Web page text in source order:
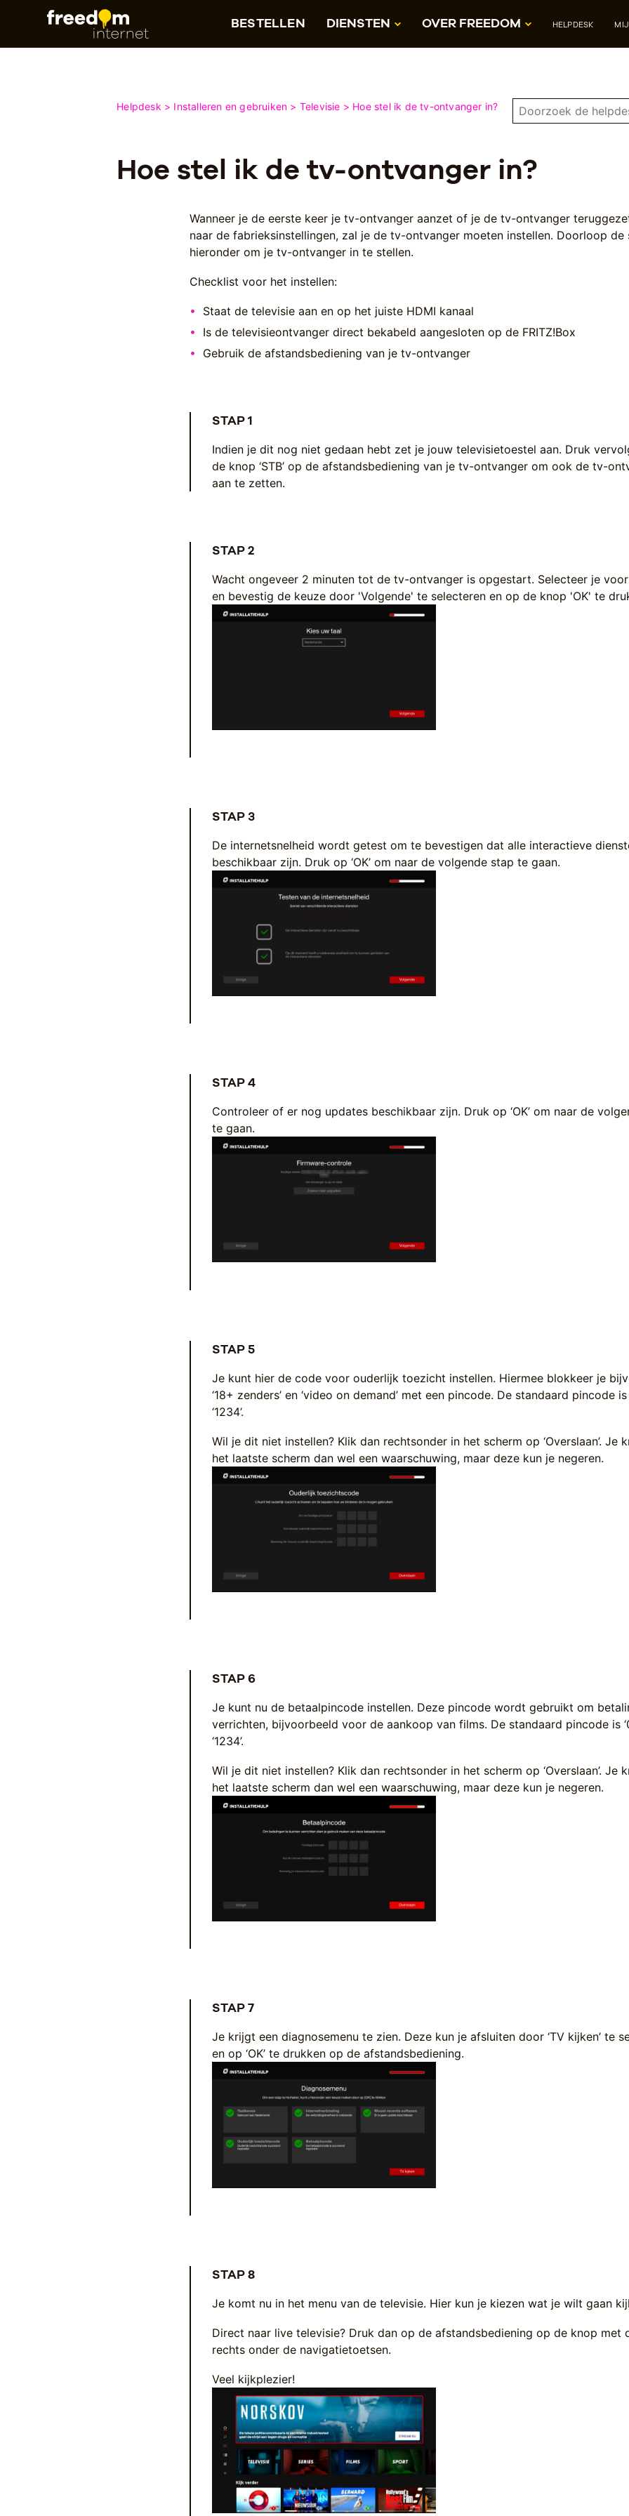
BESTELLEN DIENSTEN OVER FREEDOM HELPDESK
Helpdesk Installeren en gebruiken Televisie Hoe stel ik de tv-ontvanger in?
Hoe stel ik de tv-ontvanger in?
Wanneer je de eerste keer je tv-ontvanger aanzet of je de tv-ontvanger
naar de fabrieksinstellingen, zal je de tv-ontvanger moeten instellen. Doorloop de
hieronder om je tv-ontvanger in te stellen.
Checklist voor het instellen:
Staat de televisie aan en op het juiste HDMI kanaal
Is de televisieontvanger direct bekabeld aangesloten op de FRITZ!Box
Gebruik de afstandsbediening van je tv-ontvanger
STAP 1
Indien je dit nog niet gedaan hebt zet je jouw televisietoestel aan. Druk
de knop ‘STB’ op de afstandsbediening van je tv-ontvanger om ook de tv-
aan te zetten.
STAP 2
Wacht ongeveer 2 minuten tot de tv-ontvanger is opgestart. Selecteer je
en bevestig de keuze door 'Volgende' te selecteren en op de knop 'OK' te
STAP 3
De internetsnelheid wordt getest om te bevestigen dat alle interactieve
beschikbaar zijn. Druk op ‘OK’ om naar de volgende stap te gaan.
STAP 4
Controleer of er nog updates beschikbaar zijn. Druk op ‘OK’ om naar de
te gaan.
STAP 5
Je kunt hier de code voor ouderlijk toezicht instellen. Hiermee blokkeer je
‘18+ zenders’ en ‘video on demand’ met een pincode. De standaard pincode is
‘1234’.
Wil je dit niet instellen? Klik dan rechtsonder in het scherm op ‘Overslaan’. Je
het laatste scherm dan wel een waarschuwing, maar deze kun je negeren.
STAP 6
Je kunt nu de betaalpincode instellen. Deze pincode wordt gebruikt om
verrichten, bijvoorbeeld voor de aankoop van films. De standaard pincode is
‘1234’.
Wil je dit niet instellen? Klik dan rechtsonder in het scherm op ‘Overslaan’. Je
het laatste scherm dan wel een waarschuwing, maar deze kun je negeren.
STAP 7
Je krijgt een diagnosemenu te zien. Deze kun je afsluiten door ‘TV kijken’ te
en op ‘OK’ te drukken op de afstandsbediening.
STAP 8
Je komt nu in het menu van de televisie. Hier kun je kiezen wat je wilt gaan
Direct naar live televisie? Druk dan op de afstandsbediening op de knop met
rechts onder de navigatietoetsen.
Veel kijkplezier!